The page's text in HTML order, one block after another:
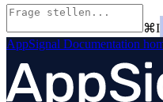
⌘I
AppSignal Documentation